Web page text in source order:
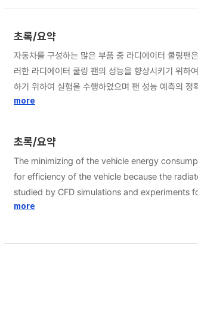
초록/요약
자동차를 구성하는 많은 부품 중 라디에이터 쿨링팬
러한 라디에이터 쿨링 팬의 성능을 향상시키기 위하
하기 위하여 실험을 수행하였으며 팬 성능 예측의
능에 가장 큰 영향을 미침을 확인하였다. 또한 팬의
more
초록/요약
The minimizing of the vehicle energy
for efficiency of the vehicle because the radiator cooling fan is a
studied by CFD simulations and
blade angle and total blade number is most
more